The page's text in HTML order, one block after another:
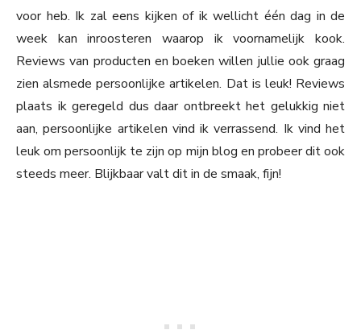
voor heb. Ik zal eens kijken of ik wellicht één dag in de
week kan inroosteren waarop ik voornamelijk kook.
Reviews van producten en boeken willen jullie ook graag
zien alsmede persoonlijke artikelen. Dat is leuk! Reviews
plaats ik geregeld dus daar ontbreekt het gelukkig niet
aan, persoonlijke artikelen vind ik verrassend. Ik vind het
leuk om persoonlijk te zijn op mijn blog en probeer dit ook
steeds meer. Blijkbaar valt dit in de smaak, fijn!